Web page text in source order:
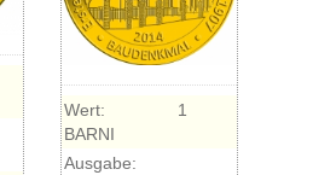
Wert:
1
BARNI
Ausgabe: